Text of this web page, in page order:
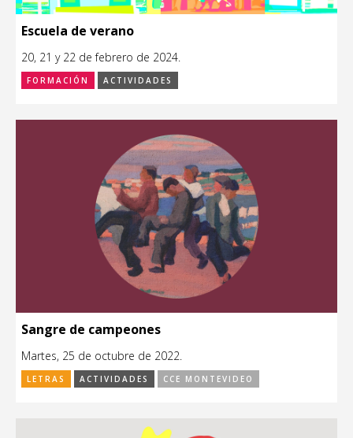
Escuela de verano
20, 21 y 22 de febrero de 2024.
FORMACIÓN ACTIVIDADES
Sangre de campeones
Martes, 25 de octubre de 2022.
LETRAS ACTIVIDADES CCE MONTEVIDEO